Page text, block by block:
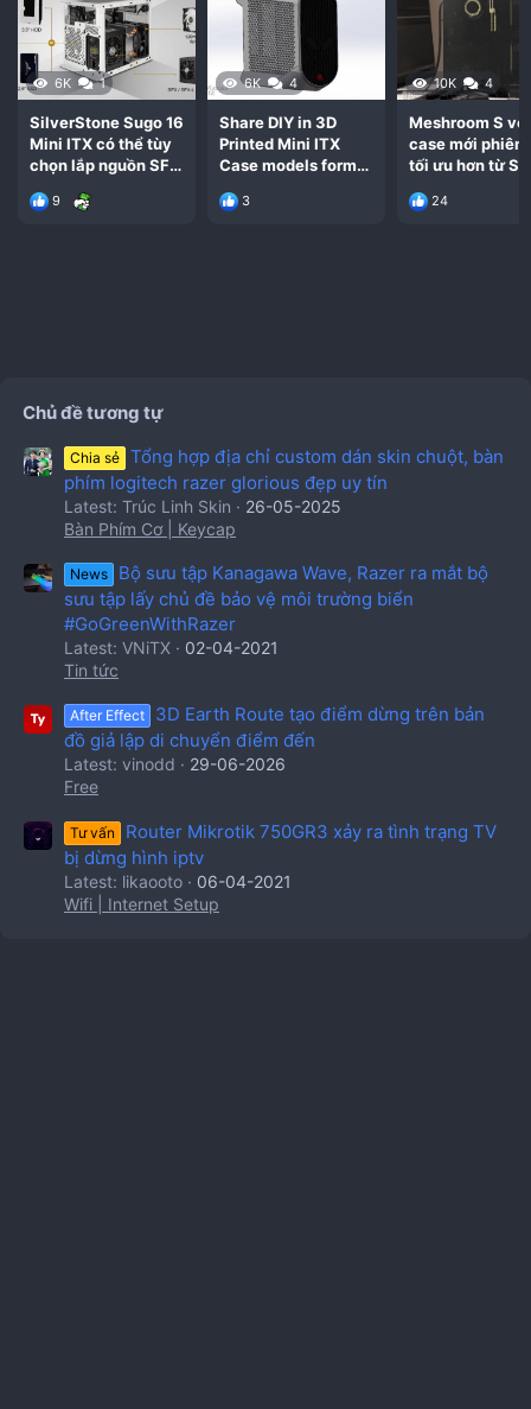
Giá lần lượt cho 2 sản phẩm là $199Razer Tomahawk A1
(ATX)và $179Tomahawk M1 (Mini-ITX).
6K 1
SilverStone Sugo 16
Mini ITX có thể tùy
chọn lắp nguồn SFX
9
6K 4
Share DIY in 3D
Printed Mini ITX
Case models form
3
10K 4
Meshroom S vỏ
case mới phiên
tối ưu hơn từ
24
Chủ đề tương tự
Chia sẻ
Tổng hợp địa chỉ custom dán skin chuột, bàn
phím logitech razer glorious đẹp uy tín
Latest: Trúc Linh Skin
26-05-2025
Bàn Phím Cơ | Keycap
News
Bộ sưu tập Kanagawa Wave, Razer ra mắt bộ
sưu tập lấy chủ đề bảo vệ môi trường biển
#GoGreenWithRazer
Latest: VNiTX
02-04-2021
Tin tức
After Effect
3D Earth Route tạo điểm dừng trên bản
đồ giả lập di chuyển điểm đến
Latest: vinodd
29-06-2026
Free
Tư vấn
Router Mikrotik 750GR3 xảy ra tình trạng TV
bị dừng hình iptv
Latest: likaooto
06-04-2021
Wifi | Internet Setup